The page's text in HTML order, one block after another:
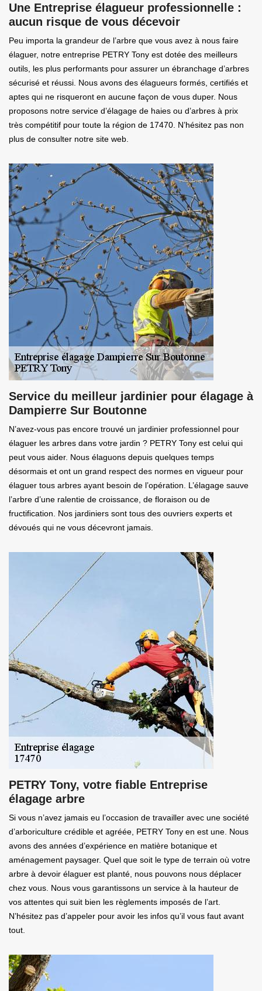
Une Entreprise élagueur professionnelle :
aucun risque de vous décevoir
Peu importa la grandeur de l’arbre que vous avez à nous faire
élaguer, notre entreprise PETRY Tony est dotée des meilleurs
outils, les plus performants pour assurer un ébranchage d’arbres
sécurisé et réussi. Nous avons des élagueurs formés, certifiés et
aptes qui ne risqueront en aucune façon de vous duper. Nous
proposons notre service d’élagage de haies ou d’arbres à prix
très compétitif pour toute la région de 17470. N’hésitez pas non
plus de consulter notre site web.
Service du meilleur jardinier pour élagage à
Dampierre Sur Boutonne
N’avez-vous pas encore trouvé un jardinier professionnel pour
élaguer les arbres dans votre jardin ? PETRY Tony est celui qui
peut vous aider. Nous élaguons depuis quelques temps
désormais et ont un grand respect des normes en vigueur pour
élaguer tous arbres ayant besoin de l’opération. L’élagage sauve
l’arbre d’une ralentie de croissance, de floraison ou de
fructification. Nos jardiniers sont tous des ouvriers experts et
dévoués qui ne vous décevront jamais.
PETRY Tony, votre fiable Entreprise
élagage arbre
Si vous n’avez jamais eu l’occasion de travailler avec une société
d’arboriculture crédible et agréée, PETRY Tony en est une. Nous
avons des années d’expérience en matière botanique et
aménagement paysager. Quel que soit le type de terrain où votre
arbre à devoir élaguer est planté, nous pouvons nous déplacer
chez vous. Nous vous garantissons un service à la hauteur de
vos attentes qui suit bien les règlements imposés de l’art.
N’hésitez pas d’appeler pour avoir les infos qu’il vous faut avant
tout.